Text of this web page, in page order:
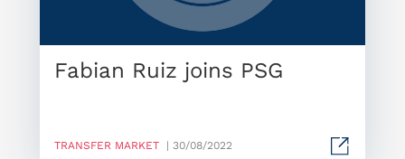
Fabian Ruiz joins PSG
TRANSFER MARKET | 30/08/2022